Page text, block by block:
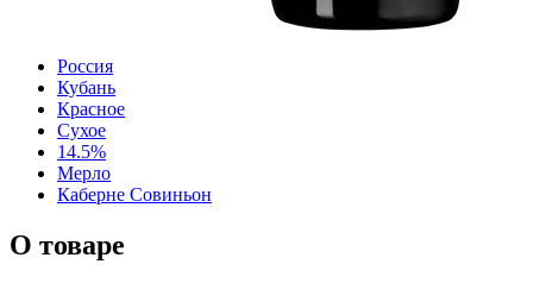
Россия
Кубань
Красное
Сухое
14.5%
Мерло
Каберне Совиньон
О товаре